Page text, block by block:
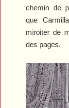
chemin de
que
miroiter de
des pages.